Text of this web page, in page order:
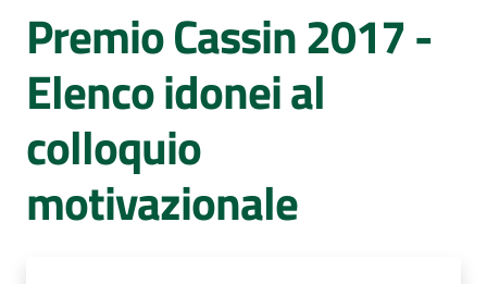
Per
media
Premio Cassin 2017 -
Elenco idonei al
colloquio
motivazionale